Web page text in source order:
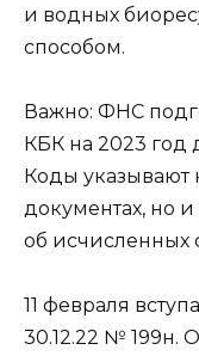
и водных
способом.
Важно: ФНС
КБК на 2023 год
Коды указывают
документах, но
об исчисленных
11 февраля
30.12.22 № 199н.